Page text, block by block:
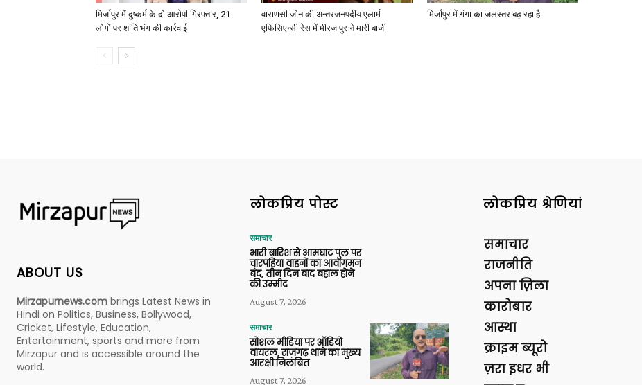
मिर्जापुर में दुष्कर्म के दो आरोपी गिरफ्तार, 21
लोगों पर शांति भंग की कार्रवाई
वाराणसी जोन की अन्तरजनपदीय एलार्म
एफिसिएन्सी रेस में मीरजापुर ने मारी बाजी
मिर्जापुर में गंगा का जलस्तर बढ़ रहा है
ABOUT US
Mirzapurnews.com brings Latest News in
Hindi on Politics, Business, Bollywood,
Cricket, Lifestyle, Education,
Entertainment, sports and more from
Mirzapur and is accessible around the
world.
लोकप्रिय पोस्ट
समाचार
भारी बारिश से आमघाट पुल पर
चारपहिया वाहनों का आवागमन
बंद, तीन दिन बाद बहाल होने
की उम्मीद
August 7, 2026
समाचार
सोशल मीडिया पर ऑडियो
वायरल, राजगढ़ थाने का मुख्य
आरक्षी निलंबित
August 7, 2026
लोकप्रिय श्रेणियां
समाचार
राजनीति
अपना ज़िला
कारोबार
आस्था
क्राइम ब्यूरो
ज़रा इधर भी